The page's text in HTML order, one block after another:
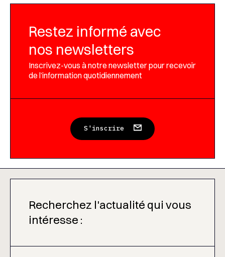
Restez informé avec
nos newsletters
Inscrivez-vous à notre newsletter pour recevoir
de l’information quotidiennement
S'inscrire
Recherchez l'actualité qui vous
intéresse :